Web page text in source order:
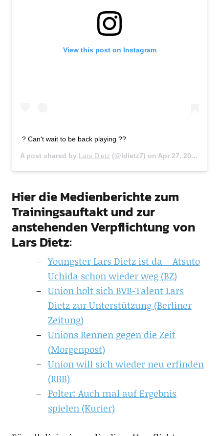
View this post on Instagram
? Can't wait to be back playing ??
A post shared by Lars Dietz (@ldietz7) on Apr 27, 2017 at 12:30pm PDT
Hier die Medienberichte zum
Trainingsauftakt und zur
anstehenden Verpflichtung von
Lars Dietz:
Youngster Lars Dietz ist da – Atsuto
Uchida schon wieder weg (BZ)
Union holt sich BVB-Talent Lars
Dietz zur Unterstützung (Berliner
Zeitung)
Unions Rennen gegen die Zeit
(Morgenpost)
Union will sich wieder neu erfinden
(RBB)
Polter: Auch mal auf Ergebnis
spielen (Kurier)